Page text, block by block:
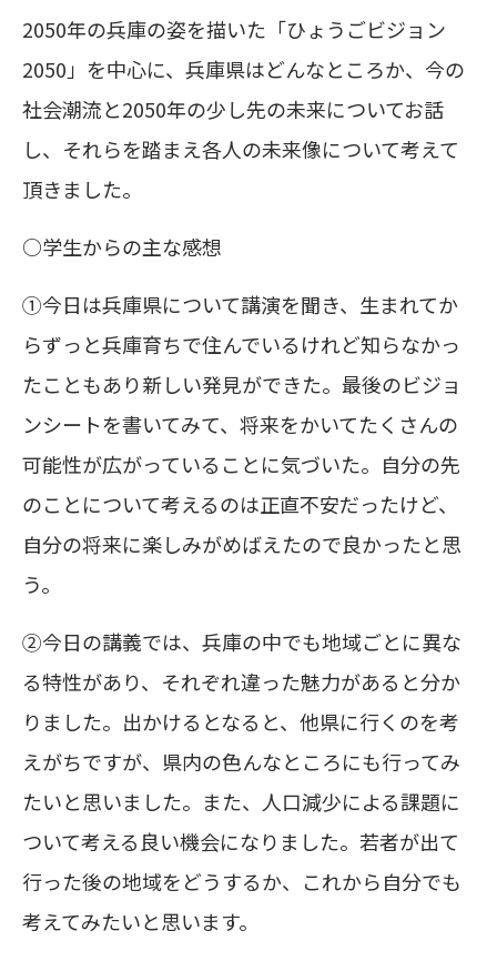
2050年の兵庫の姿を描いた「ひょうごビジョン
2050」を中心に、兵庫県はどんなところか、今の
社会潮流と2050年の少し先の未来についてお話
し、それらを踏まえ各人の未来像について考えて
頂きました。
○学生からの主な感想
①今日は兵庫県について講演を聞き、生まれてか
らずっと兵庫育ちで住んでいるけれど知らなかっ
たこともあり新しい発見ができた。最後のビジョ
ンシートを書いてみて、将来をかいてたくさんの
可能性が広がっていることに気づいた。自分の先
のことについて考えるのは正直不安だったけど、
自分の将来に楽しみがめばえたので良かったと思
う。
②今日の講義では、兵庫の中でも地域ごとに異な
る特性があり、それぞれ違った魅力があると分か
りました。出かけるとなると、他県に行くのを考
えがちですが、県内の色んなところにも行ってみ
たいと思いました。また、人口減少による課題に
ついて考える良い機会になりました。若者が出て
行った後の地域をどうするか、これから自分でも
考えてみたいと思います。